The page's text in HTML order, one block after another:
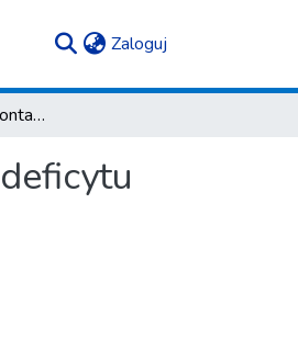
Zaloguj
Dlaczego ważny jest kontakt człowieka z przyrodą? O zespole deficytu natury u młodego pokolenia